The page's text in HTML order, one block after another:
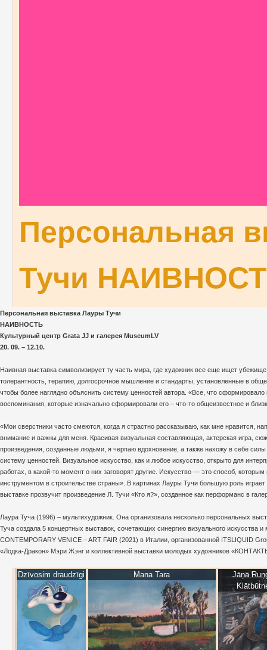
Персональная
Тучи
Персональная выставка Лауры Тучи
НАИВНОСТЬ
Культурный центр Grata JJ и галерея MuseumLV
20. 09. – 12.10.
Наивная выставка символизирует ту часть мира, где художник все еще ищет
толерантность, терапию, долгосрочное мышление и стандарты, установленные в
чтобы более наглядно объяснить систему ценностей автора. «Все, что
воспоминания, которые изначально сформировали его – что-то общеизвестное и
«Мои сверстники часто смеются, когда я страстно рассказываю, как мне
внимание и важны для меня. Красивая визуальная составляющая, актерская игра,
произведения, созданные людьми, я черпаю вдохновение, а также нахожу в себе
систему ценностей. Визуальное искусство, как и любое искусство, открыто для
работах, в какой-то момент о них заговорят другие. Искусство — это способ,
инструментом в строительстве страны». В картинах Лауры Тучи большую роль
выставке прозвучит произведение Л. Тучи «Кто я?», созданное как перформанс в
Лаура Туча (1996) – мультихудожник. Она организовала несколько персональных
Туча создала 5 концертных выставок, сочетающих синергию визуального искусства
CONTEMPORARY VENICE – ART FAIR (2021) в Италии, организованной ITSLIQUID
«Лодка-Дракон» Мэри Жэнг и коллективной выставки молодых художников
Dzīvosim draudzīgi Mana Tara
Jāņa